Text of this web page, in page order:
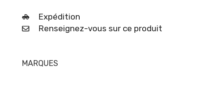
Expédition
Renseignez-vous sur ce produit
MARQUES